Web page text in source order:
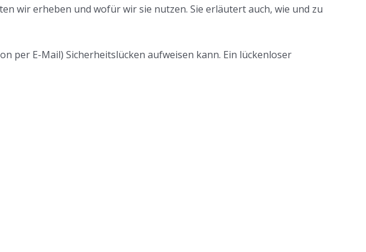
wir erheben und wofür wir sie nutzen. Sie erläutert auch, wie und zu
per E-Mail) Sicherheitslücken aufweisen kann. Ein lückenloser